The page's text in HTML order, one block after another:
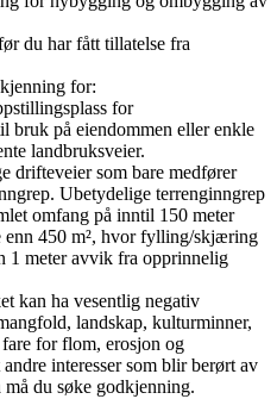
du har fått tillatelse fra
for:
for
bruk på eiendommen eller enkle
landbruksveier.
drifteveier som bare medfører
Ubetydelige terrenginngrep
omfang på inntil 150 meter
enn 450 m², hvor fylling/skjæring
1 meter avvik fra opprinnelig
kan ha vesentlig negativ
landskap, kulturminner,
for flom, erosjon og
andre interesser som blir berørt av
du søke godkjenning.